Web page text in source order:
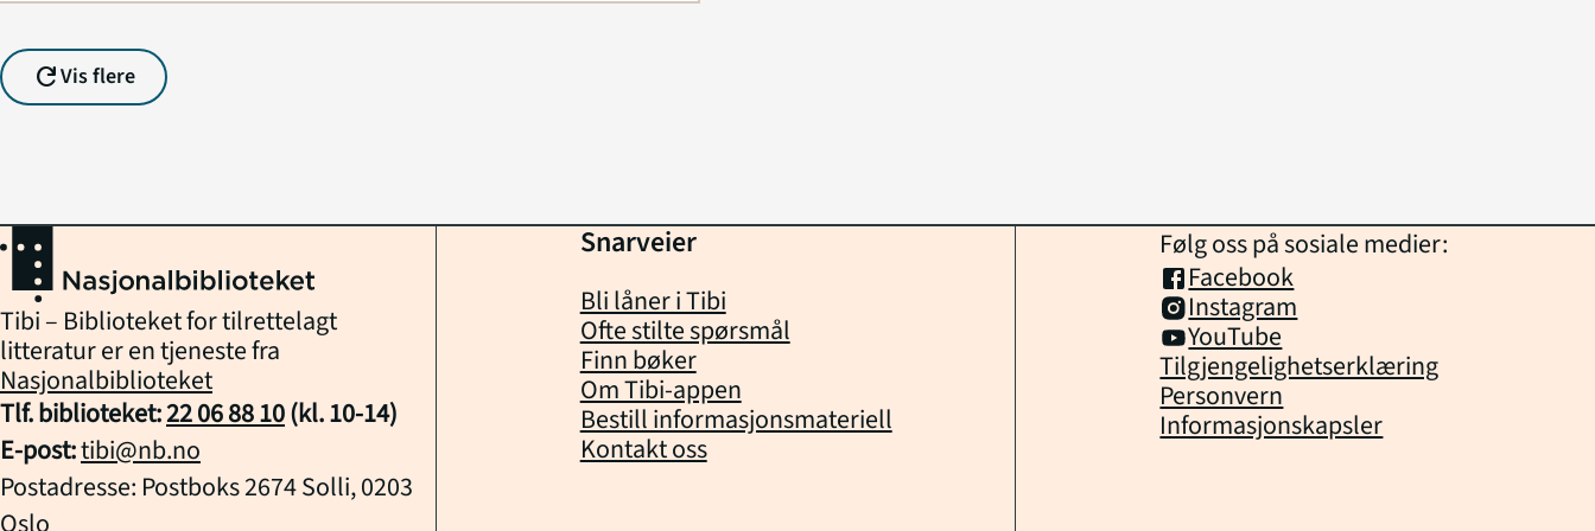
refreshVis flere
Tibi – Biblioteket for tilrettelagt
litteratur er en tjeneste fra
Nasjonalbiblioteket
Tlf. biblioteket:22 06 88 10(kl.10-14)
E-post:tibi@nb.no
Postadresse: Postboks 2674 Solli, 0203
Snarveier
Bli låner i Tibi
Ofte stilte spørsmål
Finn bøker
Om Tibi-appen
Bestill informasjonsmateriell
Kontakt oss
Følg oss på sosiale medier:
Facebook
Instagram
YouTube
Tilgjengelighetserklæring
Personvern
Informasjonskapsler